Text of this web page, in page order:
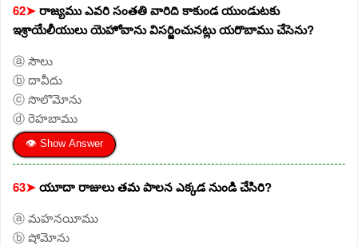
62➤రాజ్యము ఎవరి సంతతి వారిది కాకుండ యుండుటకు
ఇశ్రాయేలీయులు యెహోవాను విసర్జించునట్లు యరొబాము చేసెను?
ⓐ సౌలు
ⓑ దావీదు
ⓒ సొలొమోను
ⓓ రెహబాము
👁 Show Answer
63➤యూదా రాజులు తమ పాలన ఎక్కడ నుండి చేసిరి?
ⓐ మహనయీము
ⓑ షోమోను